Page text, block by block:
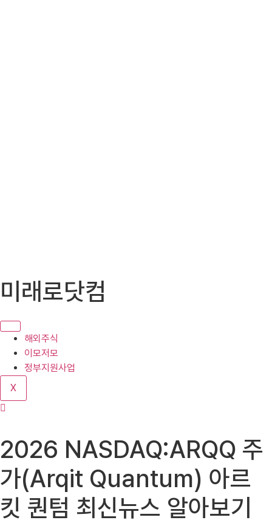
텐
로
기
미래로닷컴
해외주식
이모저모
정부지원사업
X
2026 NASDAQ:ARQQ 주
가(Arqit Quantum) 아르
킷 퀀텀 최신뉴스 알아보기